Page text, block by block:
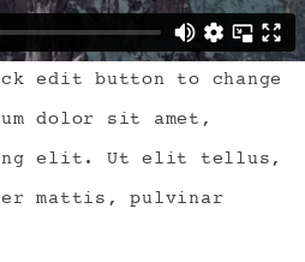
edit button to change
dolor sit amet,
elit. Ut elit tellus,
mattis, pulvinar